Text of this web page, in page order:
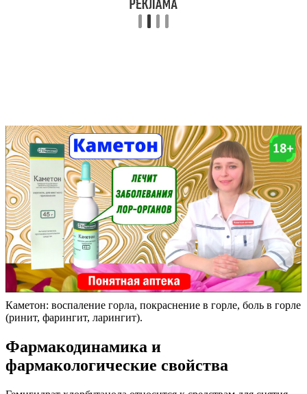
Каметон: воспаление горла, покраснение в горле, боль в горле
(ринит, фарингит, ларингит).
Фармакодинамика и
фармакологические свойства